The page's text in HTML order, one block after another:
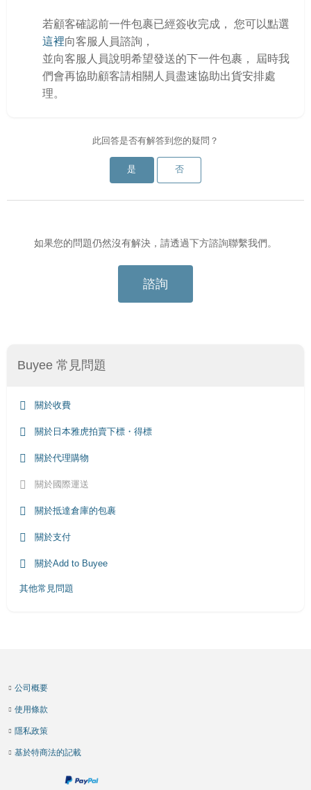
Buyee 常見問題
關於收費
關於日本雅虎拍賣下標・得標
關於代理購物
關於國際運送
關於抵達倉庫的包裹
關於支付
關於Add to Buyee
其他常見問題
若顧客確認前一件包裹已經簽收完成， 您可以點選
這裡向客服人員諮詢，
並向客服人員說明希望發送的下一件包裹， 屆時我
們會再協助顧客請相關人員盡速協助出貨安排處
理。
此回答是否有解答到您的疑問？
是 否
如果您的問題仍然沒有解決，請透過下方諮詢聯繫我們。
諮詢
公司概要
使用條款
隱私政策
基於特商法的記載